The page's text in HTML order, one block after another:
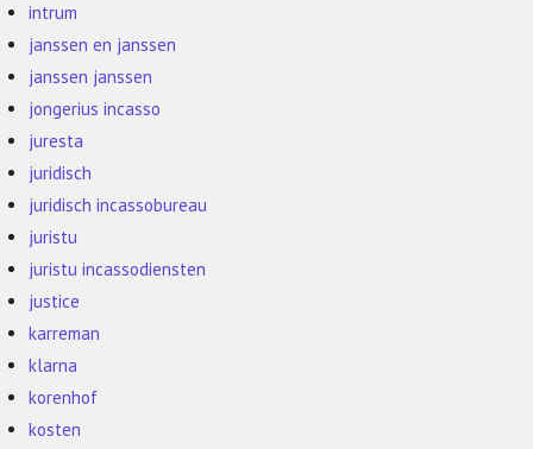
intrum
janssen en janssen
janssen janssen
jongerius incasso
juresta
juridisch
juridisch incassobureau
juristu
juristu incassodiensten
justice
karreman
klarna
korenhof
kosten